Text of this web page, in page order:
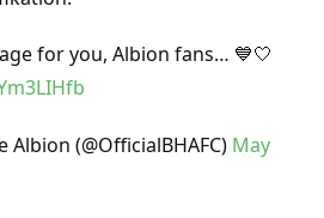
for you, Albion fans… 💙🤍
(@OfficialBHAFC) May